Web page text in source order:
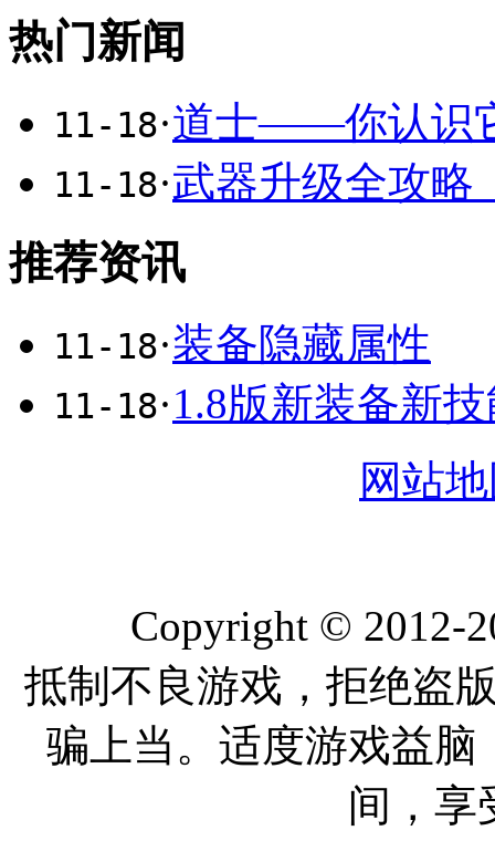
热门新闻
11-18·道士――你认识
11-18·武器升级全攻略
推荐资讯
11-18·装备隐藏属性
11-18·1.8版新装备新
网站
Copyright © 2012-
抵制不良游戏，拒绝盗
骗上当。适度游戏益
间，享